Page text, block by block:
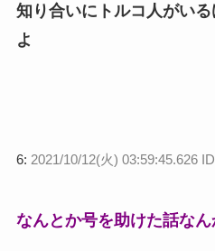
知り合いにトルコ人がい
よ
6: 2021/10/12(火) 03:59:45.626
なんとか号を助けた話な